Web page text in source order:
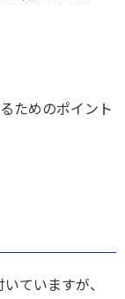
ためのポイント
ていますが、